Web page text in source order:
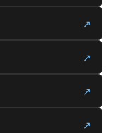
↗
↗
↗
↗